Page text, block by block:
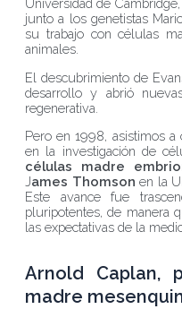
Universidad de Cambridge,
junto a los genetistas
su trabajo con células
animales.
El descubrimiento de
desarrollo y abrió
regenerativa.
Pero en 1998, asistimos
en la investigación de
células madre
James Thomson en la
Este avance fue
pluripotentes, de manera
las expectativas de la
Arnold Caplan,
madre